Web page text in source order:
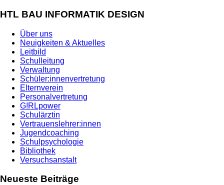
HTL BAU INFORMATIK DESIGN
Über uns
Neuigkeiten & Aktuelles
Leitbild
Schulleitung
Verwaltung
Schüler:innenvertretung
Elternverein
Personalvertretung
G!RLpower
Schulärztin
Vertrauenslehrer:innen
Jugendcoaching
Schulpsychologie
Bibliothek
Versuchsanstalt
Neueste Beiträge